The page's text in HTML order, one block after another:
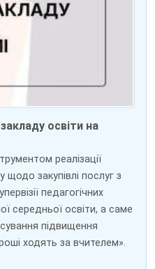
освіти на
реалізації
закупівлі послуг з
педагогічних
середньої освіти, а саме
підвищення
ходять за вчителем».